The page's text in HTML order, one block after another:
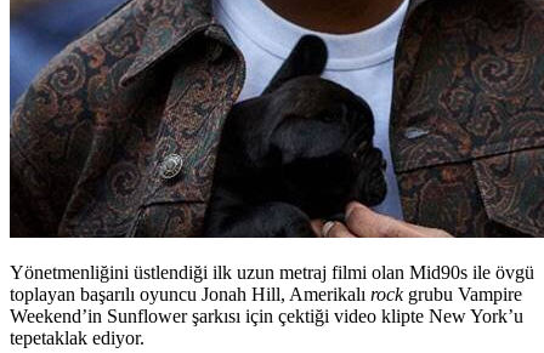
Yönetmenliğini üstlendiği ilk uzun metraj filmi olan Mid90s ile övgü
toplayan başarılı oyuncu Jonah Hill, Amerikalı rockgrubu Vampire
Weekend’in Sunflower şarkısı için çektiği video klipte New York’u
tepetaklak ediyor.